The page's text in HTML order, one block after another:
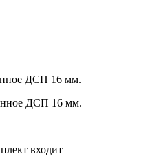
ДСП 16 мм.
ДСП 16 мм.
входит